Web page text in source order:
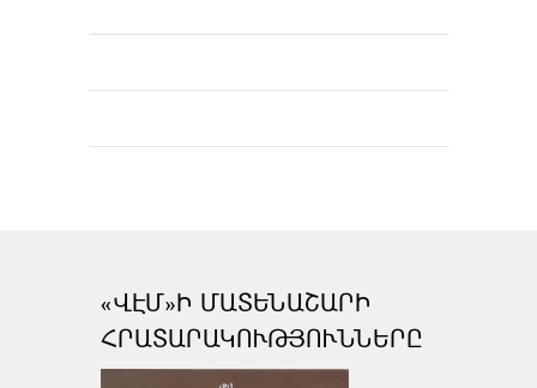
«ՎԷՄ»Ի ՄԱՏԵՆԱՇԱՐԻ
ՀՐԱՏԱՐԱԿՈՒԹՅՈՒՆՆԵՐԸ